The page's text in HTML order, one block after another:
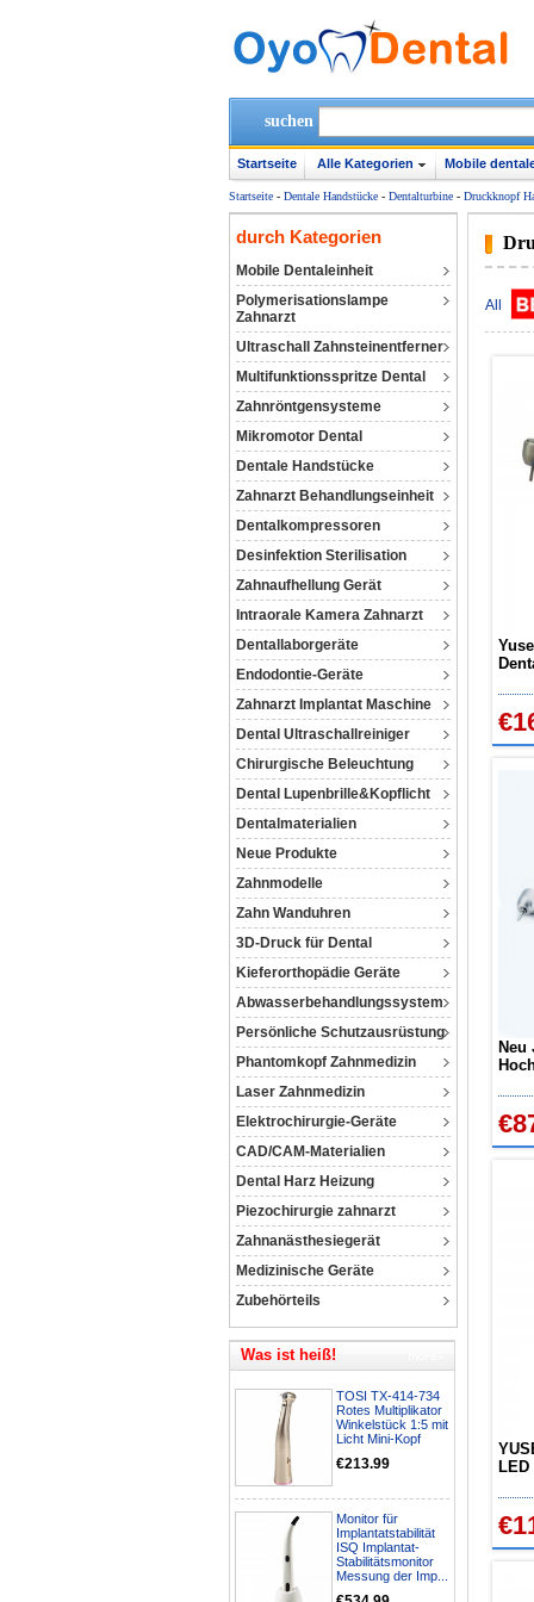
suchen
Startseite Alle Kategorien Mobile
Startseite - Dentale Handstücke - Dentalturbine - Druckknopf
durch Kategorien
Mobile Dentaleinheit
Polymerisationslampe
Zahnarzt
Ultraschall Zahnsteinentferner
Multifunktionsspritze Dental
Zahnröntgensysteme
Mikromotor Dental
Dentale Handstücke
Zahnarzt Behandlungseinheit
Dentalkompressoren‎
Desinfektion Sterilisation
Zahnaufhellung Gerät
Intraorale Kamera Zahnarzt
Dentallaborgeräte
Endodontie-Geräte
Zahnarzt Implantat Maschine
Dental Ultraschallreiniger
Chirurgische Beleuchtung
Dental Lupenbrille&Kopflicht
Dentalmaterialien
Neue Produkte
Zahnmodelle
Zahn Wanduhren
3D-Druck für Dental
Kieferorthopädie Geräte
Abwasserbehandlungssystem
Persönliche Schutzausrüstung
Phantomkopf Zahnmedizin
Laser Zahnmedizin
Elektrochirurgie-Geräte
CAD/CAM-Materialien
Dental Harz Heizung
Piezochirurgie zahnarzt
Zahnanästhesiegerät
Medizinische Geräte
Zubehörteils
Was ist heiß!
TOSI TX-414-734
Rotes Multiplikator
Winkelstück 1:5 mit
Licht Mini-Kopf
€213.99
Monitor für
Implantatstabilität
ISQ Implantat-
Stabilitätsmonitor
Messung der Imp...
All
CX-
Neu